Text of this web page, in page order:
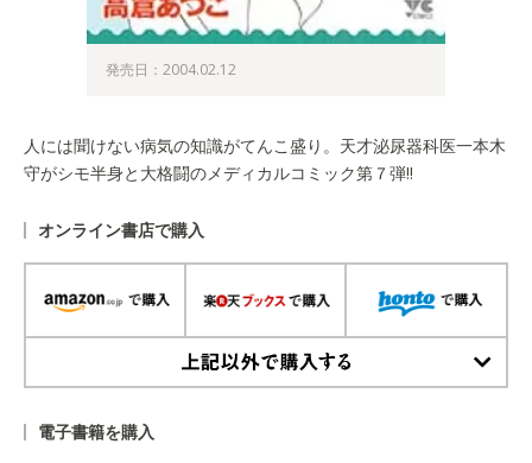
発売日：2004.02.12
人には聞けない病気の知識がてんこ盛り。天才泌尿器科医一本木
守がシモ半身と大格闘のメディカルコミック第７弾!!
オンライン書店で購入
電子書籍を購入